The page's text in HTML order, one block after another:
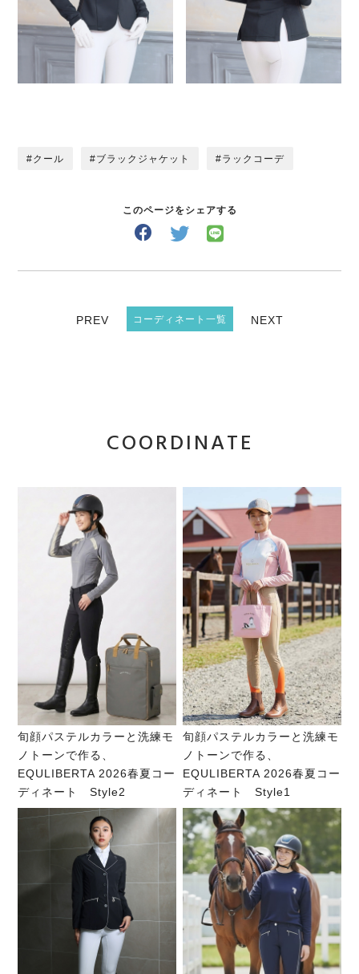
クール ブラックジャケット ラックコーデ
このページをシェアする
PREV コーディネート一覧 NEXT
COORDINATE
旬顔パステルカラーと洗練モ
ノトーンで作る、
EQULIBERTA 2026春夏コー
ディネート Style2
旬顔パステルカラーと洗練モ
ノトーンで作る、
EQULIBERTA 2026春夏コー
ディネート Style1